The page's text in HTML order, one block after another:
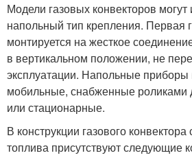
Модели газовых конвекторов
напольный тип крепления. Первая
монтируется на жесткое
в вертикальном положении, не
эксплуатации. Напольные
мобильные, снабженные
или стационарные.
В конструкции газового
топлива присутствуют следующие